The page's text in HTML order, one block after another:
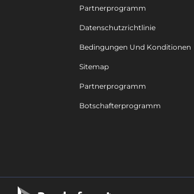
Partnerprogramm
Datenschutzrichtlinie
Bedingungen Und Konditionen
Sitemap
Partnerprogramm
Botschafterprogramm